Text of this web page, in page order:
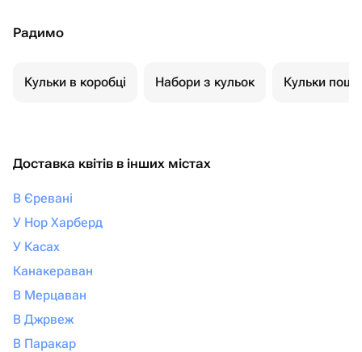
Радимо
Кульки в коробці Набори з кульок Кульки
Доставка квітів в інших містах
В Єревані
У Нор Харберд
У Касах
Канакераван
В Мерцаван
В Джрвеж
В Паракар